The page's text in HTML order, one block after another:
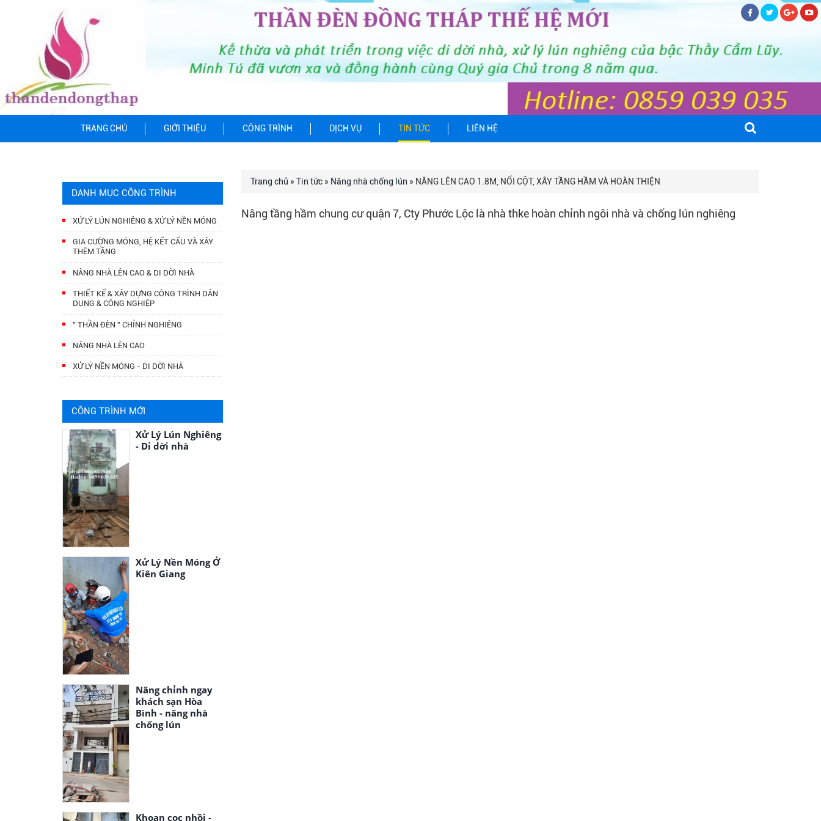
TRANG CHỦ GIỚI THIỆU CÔNG TRÌNH DỊCH VỤ TIN TỨC LIÊN HỆ
DANH MỤC CÔNG TRÌNH
XỬ LÝ LÚN NGHIÊNG & XỬ LÝ NỀN MÓNG
GIA CƯỜNG MÓNG, HỆ KẾT CẤU VÀ XÂY
THÊM TẦNG
NÂNG NHÀ LÊN CAO & DI DỜI NHÀ
THIẾT KẾ & XÂY DỰNG CÔNG TRÌNH DÂN
DỤNG & CÔNG NGHIỆP
" THẦN ĐÈN " CHỈNH NGHIÊNG
NÂNG NHÀ LÊN CAO
XỬ LÝ NỀN MÓNG - DI DỜI NHÀ
CÔNG TRÌNH MỚI
Xử Lý Lún Nghiêng
- Di dời nhà
Xử Lý Nền Móng Ở
Kiên Giang
Nâng chỉnh ngay
khách sạn Hòa
Bình - nâng nhà
chống lún
Khoan cọc nhồi -
Trang chủ » Tin tức» Nâng nhà chống lún » NÂNG LÊN CAO 1.8M, NỐI CỘT, XÂY TẦNG HẦM VÀ HOÀN THIỆN
Nâng tầng hầm chung cư quận 7, Cty Phước Lộc là nhà thke hoàn chỉnh ngôi nhà và chống lún nghiêng